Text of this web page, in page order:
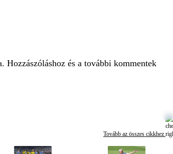
Hozzászóláshoz és a további kommentek
Tovább az összes cikkhez